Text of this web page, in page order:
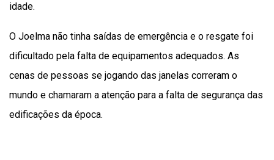
idade.
O Joelma não tinha saídas de emergência e o resgate foi
dificultado pela falta de equipamentos adequados. As
cenas de pessoas se jogando das janelas correram o
mundo e chamaram a atenção para a falta de segurança das
edificações da época.